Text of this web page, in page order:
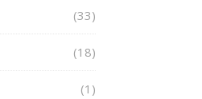
(33)
(18)
(1)